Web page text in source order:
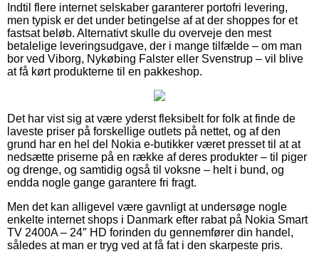
Indtil flere internet selskaber garanterer portofri levering,
men typisk er det under betingelse af at der shoppes for et
fastsat beløb. Alternativt skulle du overveje den mest
betalelige leveringsudgave, der i mange tilfælde – om man
bor ved Viborg, Nykøbing Falster eller Svenstrup – vil blive
at få kørt produkterne til en pakkeshop.
Det har vist sig at være yderst fleksibelt for folk at finde de
laveste priser på forskellige outlets på nettet, og af den
grund har en hel del Nokia e-butikker været presset til at at
nedsætte priserne på en række af deres produkter – til piger
og drenge, og samtidig også til voksne – helt i bund, og
endda nogle gange garantere fri fragt.
Men det kan alligevel være gavnligt at undersøge nogle
enkelte internet shops i Danmark efter rabat på Nokia Smart
TV 2400A – 24″ HD forinden du gennemfører din handel,
således at man er tryg ved at få fat i den skarpeste pris.